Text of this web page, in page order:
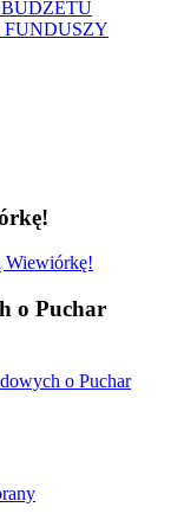
FUNDUSZY
Wiewiórkę!
o Puchar
o Puchar